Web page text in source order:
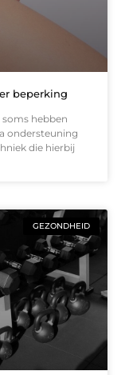
beperking
soms hebben
ondersteuning
die hierbij
GEZONDHEID